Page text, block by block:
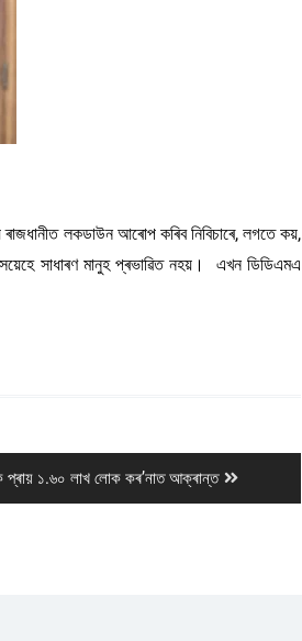
ৰাজধানীত লকডাউন আৰোপ কৰিব নিবিচাৰে, লগতে কয়,
সাধাৰণ মানুহ প্ৰভাৱিত নহয়। এখন ডিডিএমএ
প্ৰায় ১.৬০ লাখ লোক কৰ’নাত আক্ৰান্ত